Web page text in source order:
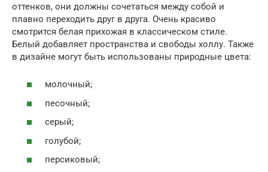
оттенков, они должны сочетаться между собой и
плавно переходить друг в друга. Очень красиво
смотрится белая прихожая в классическом стиле.
Белый добавляет пространства и свободы холлу. Также
в дизайне могут быть использованы природные цвета:
молочный;
песочный;
серый;
голубой;
персиковый;